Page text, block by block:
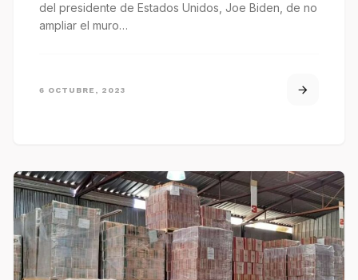
del presidente de Estados Unidos, Joe Biden, de no
ampliar el muro…
6 OCTUBRE, 2023